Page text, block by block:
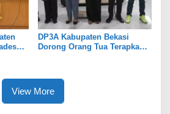
DP3A Kabupaten Bekasi
Dorong Orang Tua Terapkan
View More